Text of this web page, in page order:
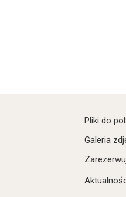
Pliki do
Galeria